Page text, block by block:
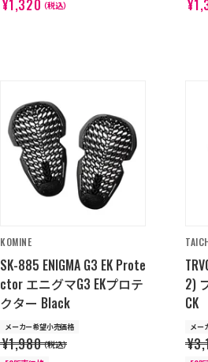
¥1,320（税込）
KOMINE
SK-885 ENIGMA G3 EK Prote
ctor エニグマG3 EKプロテ
クター Black
メーカー希望小売価格
¥1,980（税込）
2)
CK
メー